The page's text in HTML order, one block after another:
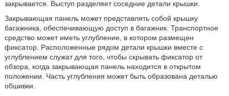
закрывается. Выступ разделяет соседние детали крышки.
Закрывающая панель может представлять собой крышку
багажника, обеспечивающую доступ в багажник. Транспортное
средство может иметь углубление, в котором размещен
фиксатор. Расположенные рядом детали крышки вместе с
углублением служат для того, чтобы скрывать фиксатор от
обзора, когда закрывающая панель находится в открытом
положении. Часть углубления может быть образована деталью
обшивки.